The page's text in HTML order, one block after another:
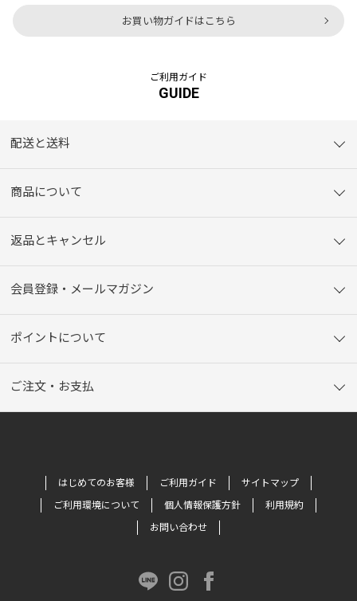
お買い物ガイドはこちら
ご利用ガイド
GUIDE
配送と送料
商品について
返品とキャンセル
会員登録・メールマガジン
ポイントについて
ご注文・お支払
はじめてのお客様 ご利用ガイド
サイトマップ
ご利用環境について
個人情報保護方針
利用規約
お問い合わせ